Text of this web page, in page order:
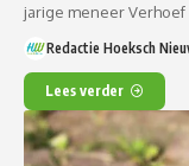
jarige meneer Verhoef
Redactie Hoeksch
Lees verder